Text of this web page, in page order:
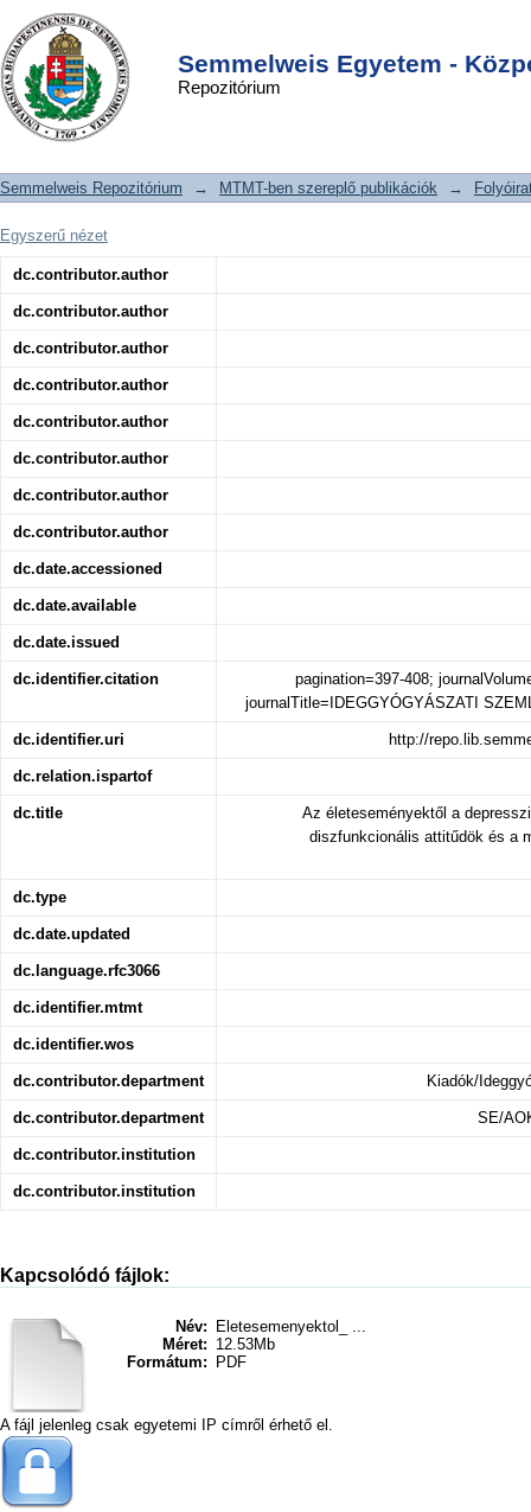
Semmelweis Egyetem -
Repozitórium
Az életeseményektől a depressziós és
szorongásos panaszokig: a
diszfunkcionális attitűdök és a
megküzdés szerepe a patogenezis
DSpace/Manakin Repository
Semmelweis Repozitórium → MTMT-ben szereplő publikációk →
Egyszerű nézet
dc.contributor.author
dc.contributor.author
dc.contributor.author
dc.contributor.author
dc.contributor.author
dc.contributor.author
dc.contributor.author
dc.contributor.author
dc.date.accessioned
dc.date.available
dc.date.issued
dc.identifier.citation
pagination=397-408;
journalTitle=IDEGGYÓGYÁSZATI
dc.identifier.uri http://
dc.relation.ispartof
dc.title
Az életeseményektől a
diszfunkcionális attitűdök és a
dc.type
dc.date.updated
dc.language.rfc3066
dc.identifier.mtmt
dc.identifier.wos
dc.contributor.department Kiadók/
dc.contributor.department SE/
dc.contributor.institution
dc.contributor.institution
Kapcsolódó fájlok:
Név:
Eletesemenyektol_ ...
Méret: 12.53Mb
Formátum:
PDF
A fájl jelenleg csak egyetemi IP címről érhető el.